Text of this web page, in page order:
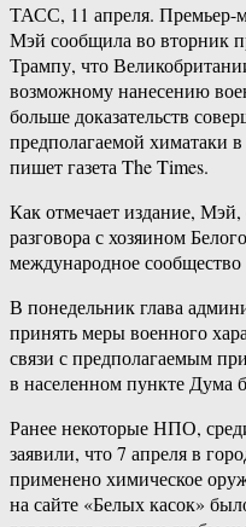
ТАСС, 11 апреля. Премьер-
Мэй сообщила во вторник
Трампу, что
возможному нанесению
больше доказательств
предполагаемой химатаки
пишет газета The Times.
Как отмечает издание,
разговора с хозяином
международное
В понедельник глава
принять меры военного
связи с предполагаемым
в населенном пункте Дума
Ранее некоторые НПО,
заявили, что 7 апреля в
применено химическое
на сайте «Белых касок»